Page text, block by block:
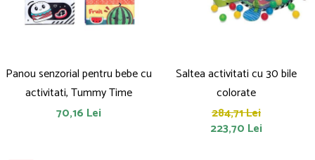
Panou senzorial pentru bebe cu
activitati, Tummy Time
70,16 Lei
Saltea activitati cu 30 bile
colorate
284,71 Lei
223,70 Lei